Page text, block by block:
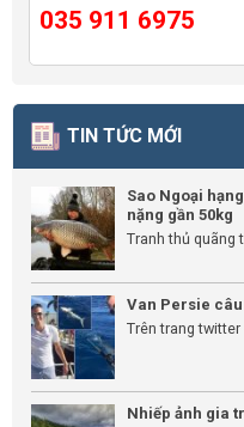
035 911 6975
TIN TỨC MỚI
Sao Ngoại
nặng gần 50kg
Tranh thủ quãng
Van Persie
Trên trang
Nhiếp ảnh gia